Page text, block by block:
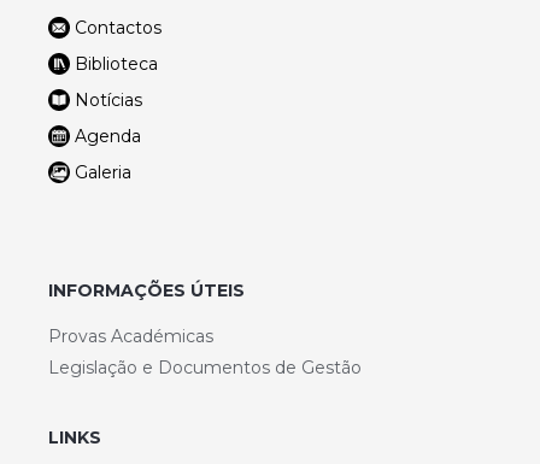
Contactos
Biblioteca
Notícias
Agenda
Galeria
INFORMAÇÕES ÚTEIS
Provas Académicas
Legislação e Documentos de Gestão
LINKS